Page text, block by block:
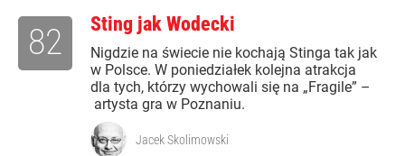
Sting jak Wodecki
Nigdzie na świecie nie kochają Stinga tak jak
w Polsce. W poniedziałek kolejna atrakcja
dla tych, którzy wychowali się na „Fragile” –
artysta gra w Poznaniu.
82
Jacek Skolimowski